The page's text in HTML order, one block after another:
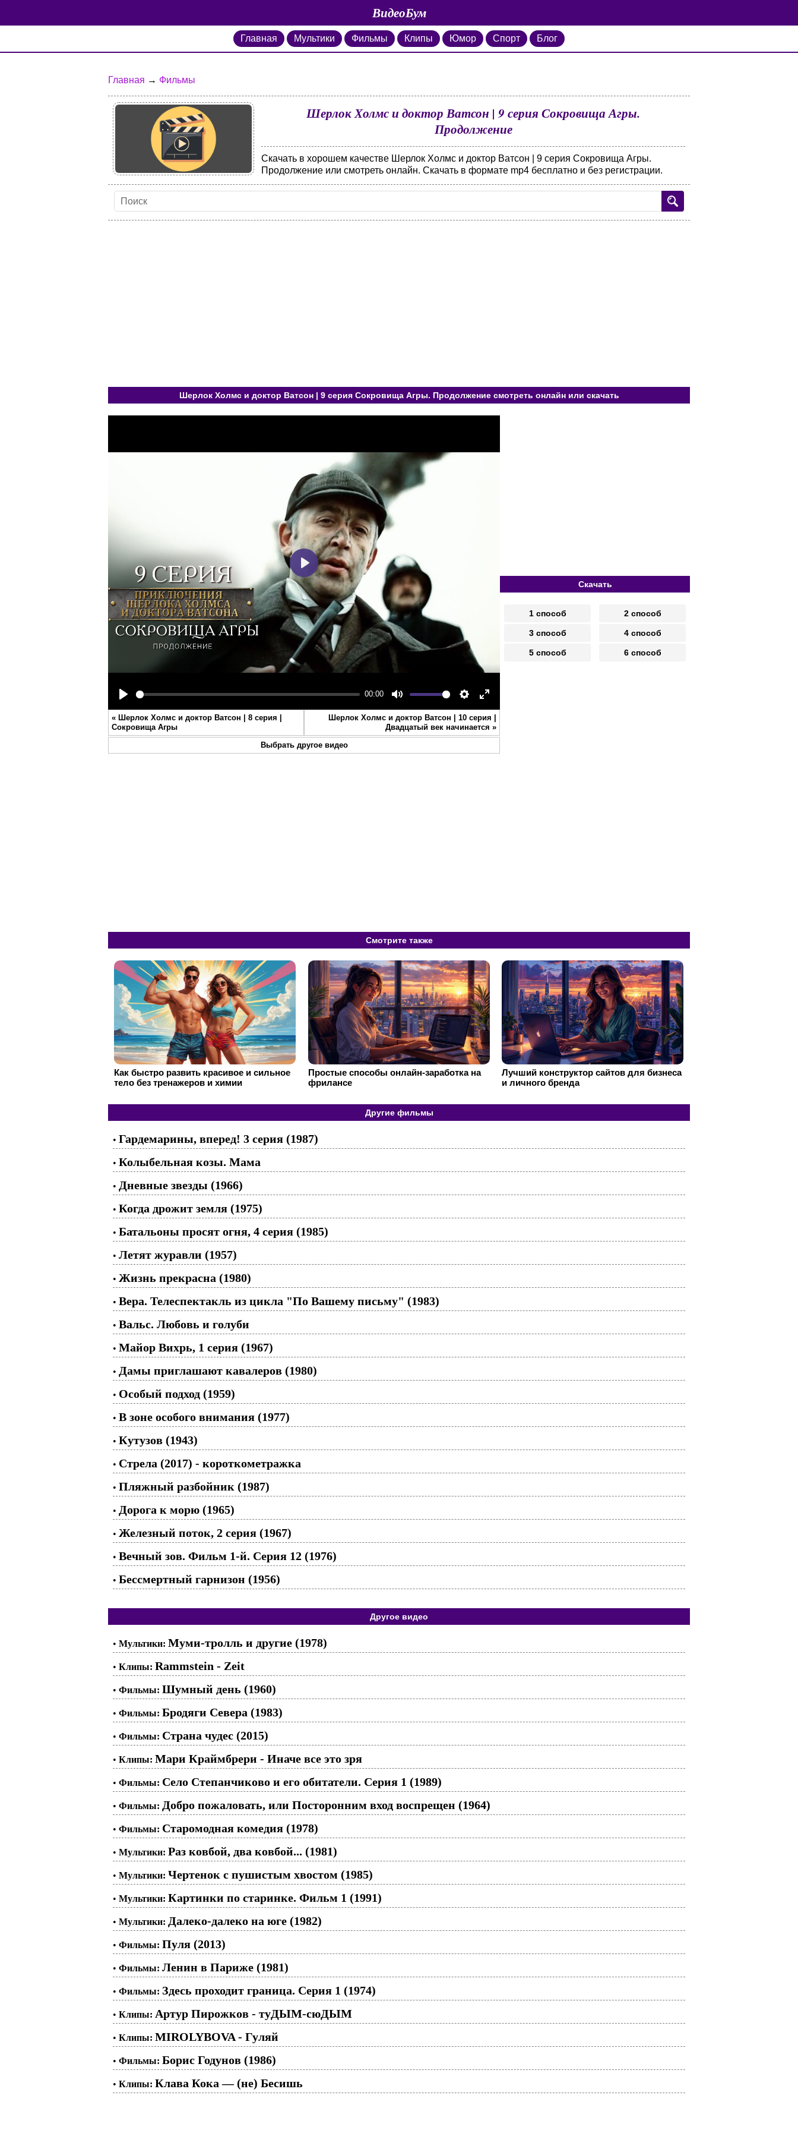
ВидеоБум
Главная Мультики Фильмы Клипы Юмор Спорт Блог
Главная → Фильмы
Шерлок Холмс и доктор Ватсон | 9 серия Сокровища Агры.
Продолжение
Скачать в хорошем качестве Шерлок Холмс и доктор Ватсон | 9 серия Сокровища Агры.
Продолжение или смотреть онлайн. Скачать в формате mp4 бесплатно и без регистрации.
Шерлок Холмс и доктор Ватсон | 9 серия Сокровища Агры. Продолжение смотреть онлайн или скачать
Play
00:00
Mute Settings
Enter
fullscreen
Play
« Шерлок Холмс и доктор Ватсон | 8 серия |
Сокровища Агры
Шерлок Холмс и доктор Ватсон | 10 серия |
Двадцатый век начинается »
Выбрать другое видео
Скачать
1 способ 2 способ
3 способ 4 способ
5 способ 6 способ
Смотрите также
Как быстро развить красивое и сильное
тело без тренажеров и химии
Простые способы онлайн-заработка на
фрилансе
Лучший конструктор сайтов для бизнеса
и личного бренда
Другие фильмы
• Гардемарины, вперед! 3 серия (1987)
• Колыбельная козы. Мама
• Дневные звезды (1966)
• Когда дрожит земля (1975)
• Батальоны просят огня, 4 серия (1985)
• Летят журавли (1957)
• Жизнь прекрасна (1980)
• Вера. Телеспектакль из цикла "По Вашему письму" (1983)
• Вальс. Любовь и голуби
• Майор Вихрь, 1 серия (1967)
• Дамы приглашают кавалеров (1980)
• Особый подход (1959)
• В зоне особого внимания (1977)
• Кутузов (1943)
• Стрела (2017) - короткометражка
• Пляжный разбойник (1987)
• Дорога к морю (1965)
• Железный поток, 2 серия (1967)
• Вечный зов. Фильм 1-й. Серия 12 (1976)
• Бессмертный гарнизон (1956)
Другое видео
• Мультики: Муми-тролль и другие (1978)
• Клипы: Rammstein - Zeit
• Фильмы: Шумный день (1960)
• Фильмы: Бродяги Севера (1983)
• Фильмы: Страна чудес (2015)
• Клипы: Мари Краймбрери - Иначе все это зря
• Фильмы: Село Степанчиково и его обитатели. Серия 1 (1989)
• Фильмы: Добро пожаловать, или Посторонним вход воспрещен (1964)
• Фильмы: Старомодная комедия (1978)
• Мультики: Раз ковбой, два ковбой... (1981)
• Мультики: Чертенок с пушистым хвостом (1985)
• Мультики: Картинки по старинке. Фильм 1 (1991)
• Мультики: Далеко-далеко на юге (1982)
• Фильмы: Пуля (2013)
• Фильмы: Ленин в Париже (1981)
• Фильмы: Здесь проходит граница. Серия 1 (1974)
• Клипы: Артур Пирожков - туДЫМ-сюДЫМ
• Клипы: MIROLYBOVA - Гуляй
• Фильмы: Борис Годунов (1986)
• Клипы: Клава Кока — (не) Бесишь